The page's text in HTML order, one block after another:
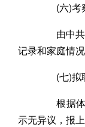
(六)考
由中共
记录和家庭情况
(七)拟
根据体
示无异议，报